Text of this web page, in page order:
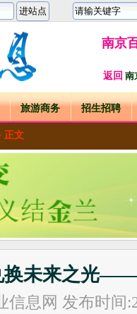
南京
返回 南
旅游商务 招生招聘
正文
换未来之光
信息网 发布时间